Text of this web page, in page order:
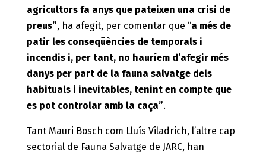
agricultors fa anys que pateixen una crisi de
preus”, ha afegit, per comentar que “a més de
patir les conseqüències de temporals i
incendis i, per tant, no hauríem d’afegir més
danys per part de la fauna salvatge dels
habituals i inevitables, tenint en compte que
es pot controlar amb la caça”.
Tant Mauri Bosch com Lluís Viladrich, l’altre cap
sectorial de Fauna Salvatge de JARC, han